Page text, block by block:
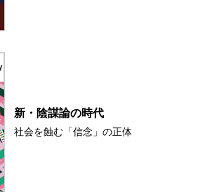
新・陰謀論の時代
社会を蝕む「信念」の正体